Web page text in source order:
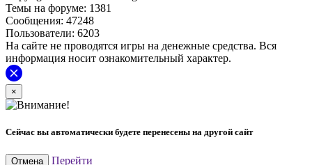
Темы на форуме: 1381
Сообщения: 47248
Пользователи: 6203
На сайте не проводятся игры на денежные средства. Вся
информация носит ознакомительный характер.
×
Сейчас вы автоматически будете перенесены на другой сайт
Отмена Перейти